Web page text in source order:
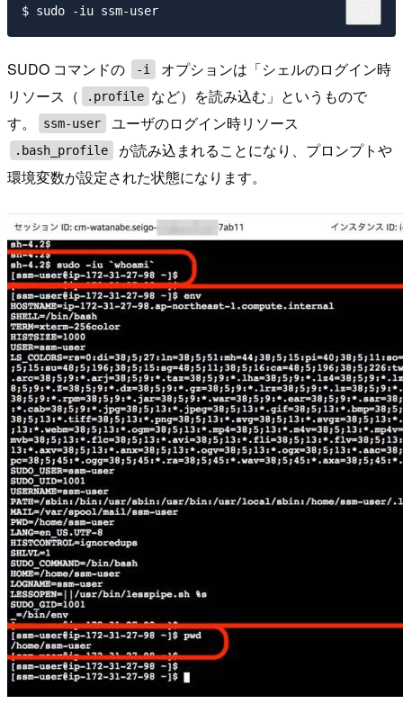
SUDO コマンドの -i
オプションは「シェルのログイン時
リソース（
.profile など）を読み込む」というもので
す。
ssm-user ユーザのログイン時リソース
.bash_profile
が読み込まれることになり、プロンプトや
環境変数が設定された状態になります。